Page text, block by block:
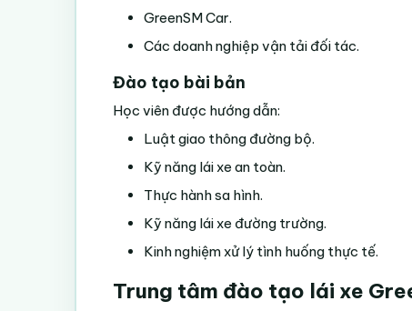
GreenSM Car.
Các doanh nghiệp vận tải đối tác.
Đào tạo bài bản
Học viên được hướng dẫn:
Luật giao thông đường bộ.
Kỹ năng lái xe an toàn.
Thực hành sa hình.
Kỹ năng lái xe đường trường.
Kinh nghiệm xử lý tình huống thực tế.
Trung tâm đào tạo lái xe